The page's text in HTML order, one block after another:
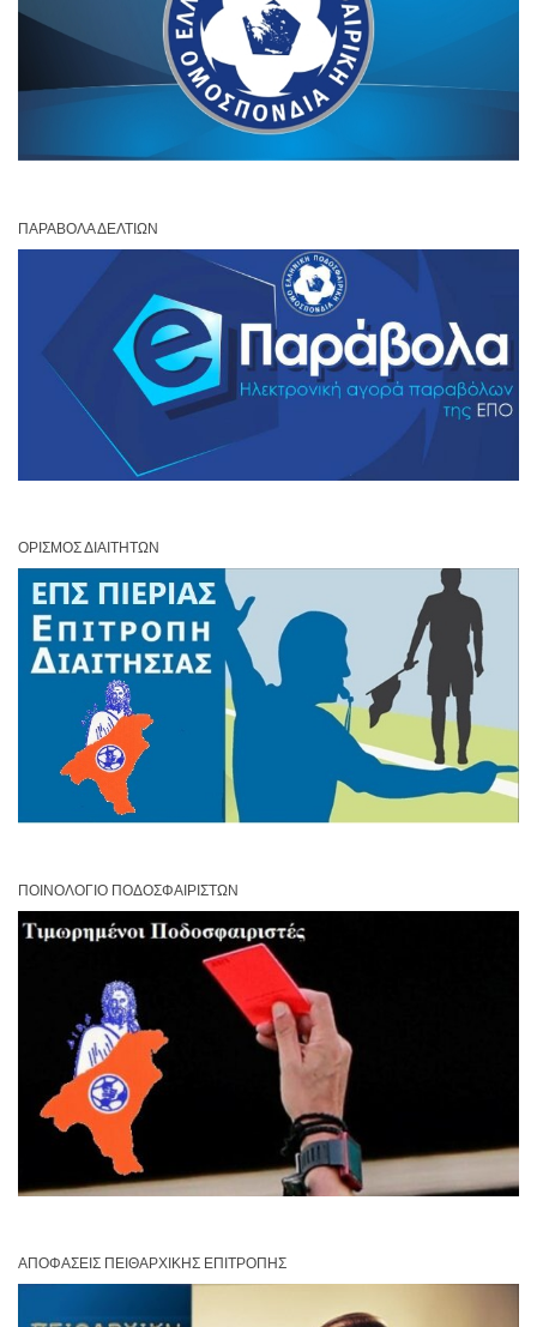
ΠΑΡΆΒΟΛΑ ΔΕΛΤΊΩΝ
ΟΡΙΣΜΌΣ ΔΙΑΙΤΗΤΏΝ
ΠΟΙΝΟΛΌΓΙΟ ΠΟΔΟΣΦΑΙΡΙΣΤΏΝ
ΑΠΟΦΆΣΕΙΣ ΠΕΙΘΑΡΧΙΚΉΣ ΕΠΙΤΡΟΠΉΣ